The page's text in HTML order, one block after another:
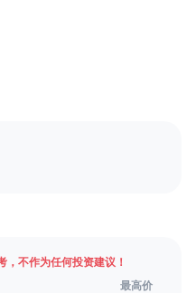
，不作为任何投资建议！
最高价